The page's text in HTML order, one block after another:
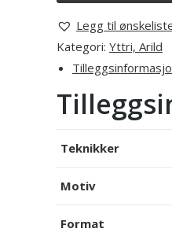
Legg til
Kategori: Yttri, Arild
Teknikker
Motiv
Format